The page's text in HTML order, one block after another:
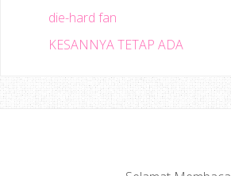
die-hard fan
KESANNYA TETAP ADA